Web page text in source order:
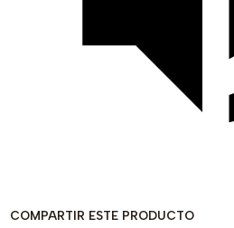
COMPARTIR ESTE PRODUCTO